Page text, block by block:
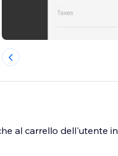
al carrello dell'utente in